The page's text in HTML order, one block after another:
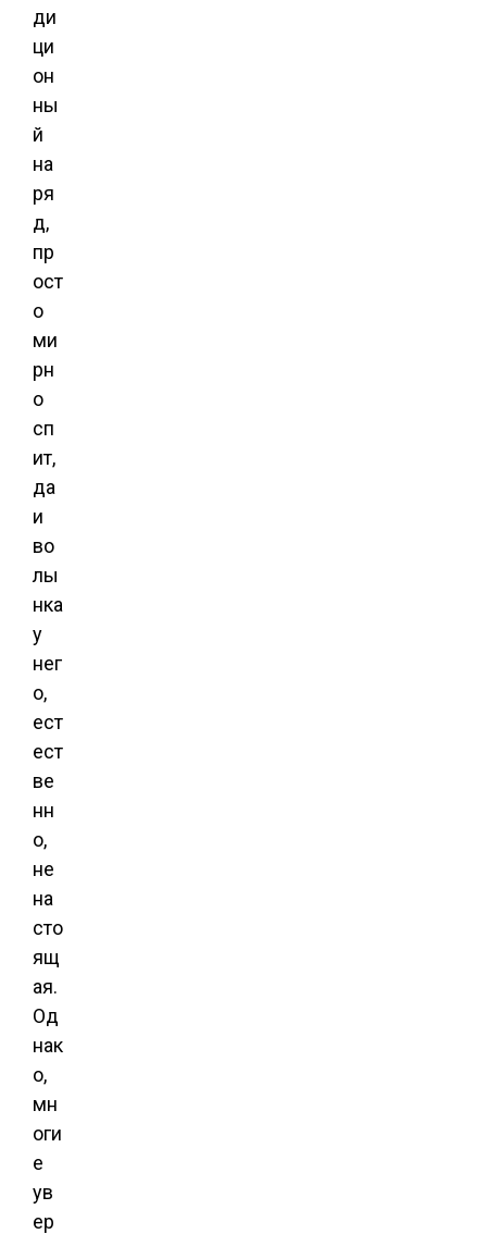
ди
ци
он
ны
й
на
ря
д,
пр
ост
о
ми
рн
о
сп
ит,
да
и
во
лы
нка
у
нег
о,
ест
ест
ве
нн
о,
не
на
сто
ящ
ая.
Од
нак
о,
мн
оги
е
ув
ер